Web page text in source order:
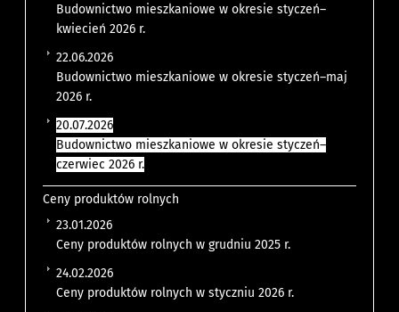
Budownictwo mieszkaniowe w okresie styczeń–
kwiecień 2026 r.
22.06.2026
Budownictwo mieszkaniowe w okresie styczeń–maj
2026 r.
20.07.2026
Budownictwo mieszkaniowe w okresie styczeń–
czerwiec 2026 r.
Ceny produktów rolnych
23.01.2026
Ceny produktów rolnych w grudniu 2025 r.
24.02.2026
Ceny produktów rolnych w styczniu 2026 r.